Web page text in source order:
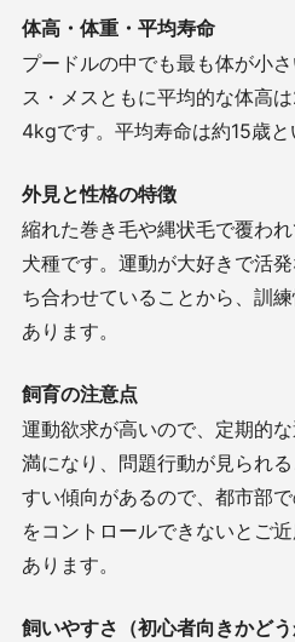
体高・体重・平均寿命
プードルの中でも最も体が小
ス・メスともに平均的な体高は
4kgです。平均寿命は約15歳と
外見と性格の特徴
縮れた巻き毛や縄状毛で覆わ
犬種です。運動が大好きで活
ち合わせていることから、訓
あります。
飼育の注意点
運動欲求が高いので、定期的
満になり、問題行動が見られ
すい傾向があるので、都市部
をコントロールできないとご
あります。
飼いやすさ（初心者向きかどう